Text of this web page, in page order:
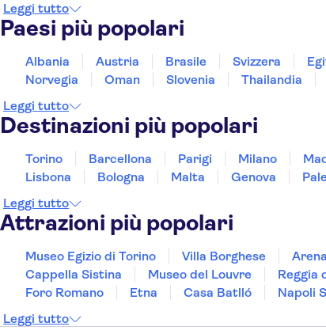
Leggi tutto
Paesi più popolari
Albania Austria Brasile Svizzera
Norvegia
Oman Slovenia Thailandia
Leggi tutto
Destinazioni più popolari
Torino Barcellona Parigi Milano
Lisbona
Bologna Malta Genova
Leggi tutto
Attrazioni più popolari
Museo Egizio di Torino Villa Borghese
Cappella Sistina
Museo del Louvre Reggia
Foro Romano
Etna Casa Batlló
Napoli
Leggi tutto